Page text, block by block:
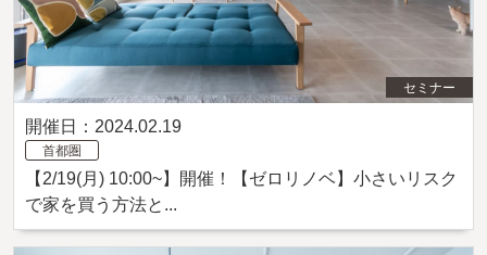
セミナー
開催日：2024.02.19
首都圏
【2/19(月) 10:00~】開催！【ゼロリノベ】小さいリスク
で家を買う方法と...